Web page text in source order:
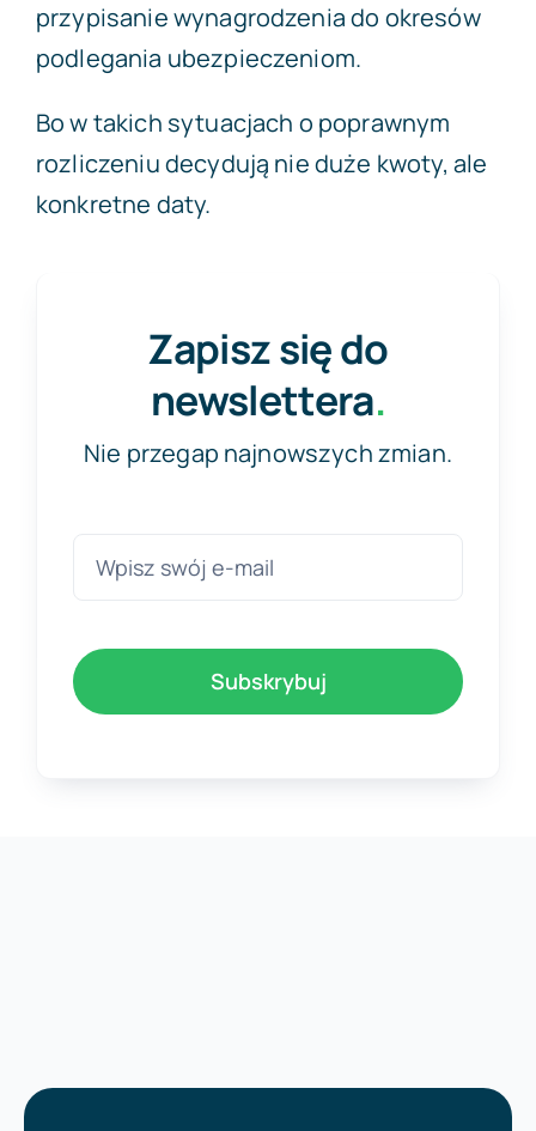
przypisanie wynagrodzenia do okresów
podlegania ubezpieczeniom.
Bo w takich sytuacjach o poprawnym
rozliczeniu decydują nie duże kwoty, ale
konkretne daty.
Zapisz się do
newslettera.
Nie przegap najnowszych zmian.
Subskrybuj